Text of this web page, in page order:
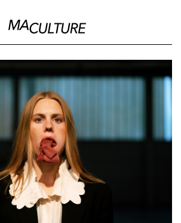
Ma Culture